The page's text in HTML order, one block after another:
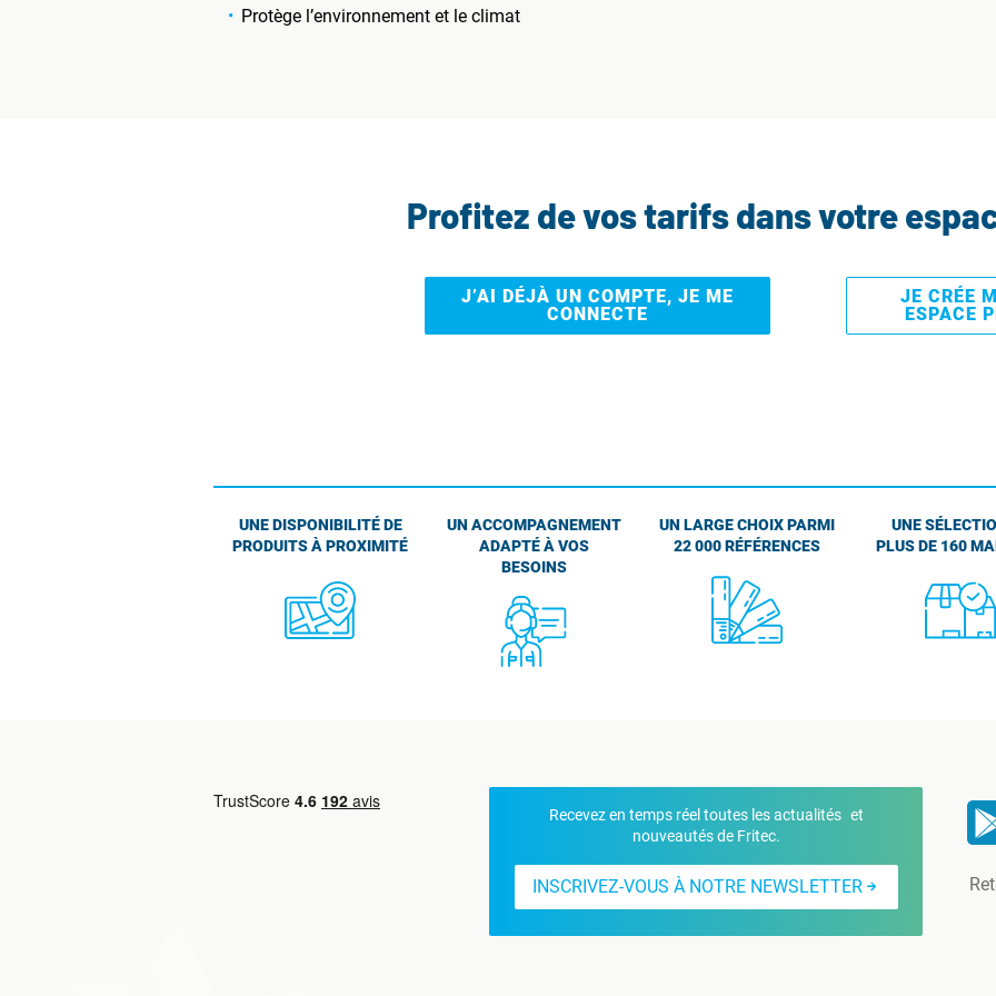
Protège l’environnement et le climat
Profitez de vos tarifs dans votre
J’AI DÉJÀ UN COMPTE, JE ME
CONNECTE
JE CRÉE
ESPACE
UNE DISPONIBILITÉ DE
PRODUITS À PROXIMITÉ
UN ACCOMPAGNEMENT
ADAPTÉ À VOS
BESOINS
UN LARGE CHOIX PARMI
22 000 RÉFÉRENCES
UNE
PLUS DE 160
Recevez en temps réel toutes les actualités et
nouveautés de Fritec.
INSCRIVEZ-VOUS À NOTRE NEWSLETTER